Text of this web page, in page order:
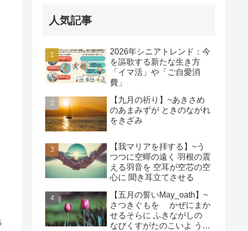
人気記事
2026年シニアトレンド：今
を謳歌する新たな生き方
「イマ活」や「ご自愛消
費」
【九月の祈り】~あきさめ
のあまみずが ときのながれ
をきざみ
【我マリアを拝する】~う
つつに空蟬の遠く 羽根の震
える羽音を 空耳が空芯の空
心に 聞き耳立てさせる
【五月の誓いMay_oath】~
さつきぐもを かぜにまか
せるそらに ふきながしの
なびくすがたのこいよ うま